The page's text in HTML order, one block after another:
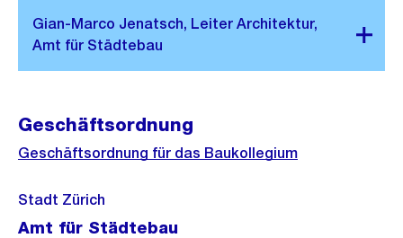
Geschäftsordnung
Geschäftsordnung für das Baukollegium
Stadt Zürich
Amt für Städtebau